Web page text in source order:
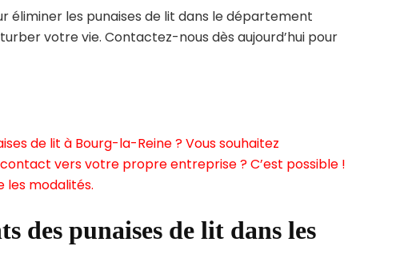
éliminer les punaises de lit dans le département
votre vie. Contactez-nous dès aujourd’hui pour
de lit à Bourg-la-Reine ? Vous souhaitez
vers votre propre entreprise ? C’est possible !
les modalités.
des punaises de lit dans les